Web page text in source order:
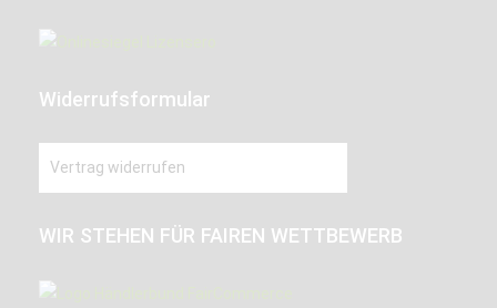
Widerrufsformular
Vertrag widerrufen
WIR STEHEN FÜR FAIREN WETTBEWERB